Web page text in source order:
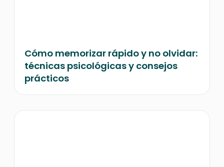
Cómo memorizar rápido y no olvidar:
técnicas psicológicas y consejos
prácticos